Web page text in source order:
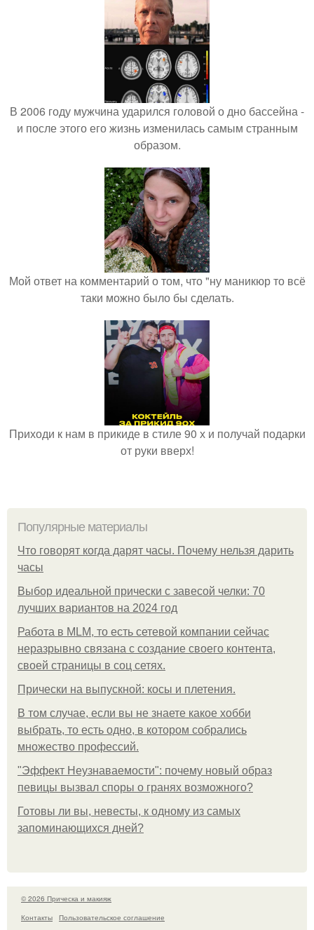
В 2006 году мужчина ударился головой о дно бассейна -
и после этого его жизнь изменилась самым странным
образом.
Мой ответ на комментарий о том, что "ну маникюр то всё
таки можно было бы сделать.
Приходи к нам в прикиде в стиле 90 х и получай подарки
от руки вверх!
Популярные материалы
Что говорят когда дарят часы. Почему нельзя дарить
часы
Выбор идеальной прически с завесой челки: 70
лучших вариантов на 2024 год
Работа в MLM, то есть сетевой компании сейчас
неразрывно связана с создание своего контента,
своей страницы в соц сетях.
Прически на выпускной: косы и плетения.
В том случае, если вы не знаете какое хобби
выбрать, то есть одно, в котором собрались
множество профессий.
"Эффект Неузнаваемости": почему новый образ
певицы вызвал споры о гранях возможного?
Готовы ли вы, невесты, к одному из самых
запоминающихся дней?
© 2026 Прическа и макияж
Контакты
Пользовательское соглашение